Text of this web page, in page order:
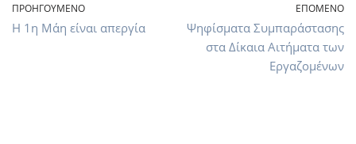
ΠΡΟΗΓΟΎΜΕΝΟ
Η 1η Μάη είναι απεργία
ΕΠΌΜΕΝΟ
Ψηφίσματα Συμπαράστασης
στα Δίκαια Αιτήματα των
Εργαζομένων